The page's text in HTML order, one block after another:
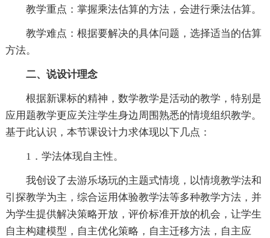
教学重点：掌握乘法估算的方法，会进行乘法估算。
教学难点：根据要解决的具体问题，选择适当的估算
方法。
二、说设计理念
根据新课标的精神，数学教学是活动的教学，特别是
应用题教学更应关注学生身边周围熟悉的情境组织教学。
基于此认识，本节课设计力求体现以下几点：
1．学法体现自主性。
我创设了去游乐场玩的主题式情境，以情境教学法和
引探教学为主，综合运用体验教学法等多种教学方法，并
为学生提供解决策略开放， 评价标准开放的机会，让学生
自主构建模型，自主优化策略，自主迁移方法，自主应